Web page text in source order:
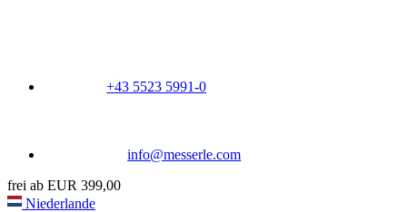
+43 5523 5991-0
info@messerle.com
frei ab EUR 399,00
Niederlande